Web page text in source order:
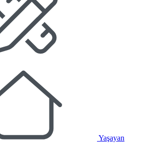
Yaşayan